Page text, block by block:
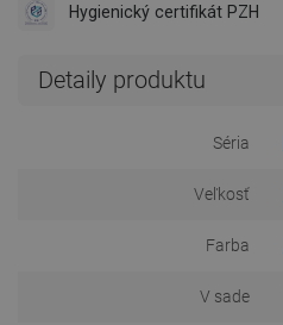
Hygienický certifikát PZH
Detaily produktu
Séria
Veľkosť
Farba
V sade